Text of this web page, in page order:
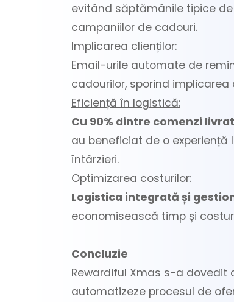
evitând săptămânile tipice
campaniilor de cadouri.
Implicarea clienților:
Email-urile automate de
cadourilor, sporind implicarea
Eficiență în logistică:
Cu 90% dintre comenzi
au beneficiat de o experiență
întârzieri.
Optimizarea costurilor:
Logistica integrată și
economisească timp și
Concluzie
Rewardiful Xmas s-a dovedit
automatizeze procesul de